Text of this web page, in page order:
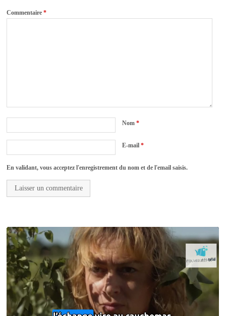
Commentaire*
Nom*
E-mail*
En validant, vous acceptez l'enregistrement du nom et de l'email saisis.